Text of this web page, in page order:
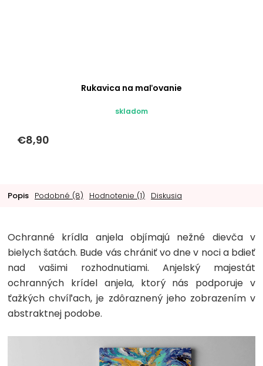
Rukavica na maľovanie
skladom
€8,90
Popis Podobné (8) Hodnotenie (1) Diskusia
Ochranné krídla anjela objímajú nežné dievča v
bielych šatách. Bude vás chrániť vo dne v noci a bdieť
nad vašimi rozhodnutiami. Anjelský majestát
ochranných krídel anjela, ktorý nás podporuje v
ťažkých chvíľach, je zdôraznený jeho zobrazením v
abstraktnej podobe.